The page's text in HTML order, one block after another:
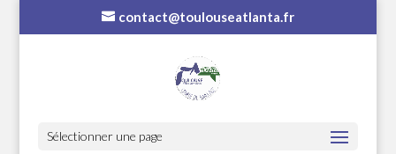
contact@toulouseatlanta.fr
Sélectionner une page